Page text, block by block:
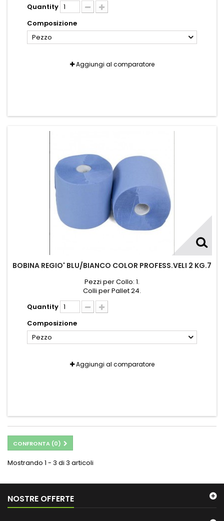
Quantity
Composizione
Pezzo
Aggiungi al comparatore
BOBINA REGIO' BLU/BIANCO COLOR PROFESS.VELI 2 KG.7
Pezzi per Collo: 1.
Colli per Pallet 24.
Quantity
Composizione
Pezzo
Aggiungi al comparatore
CONFRONTA (0)
Mostrando 1 - 3 di 3 articoli
NOSTRE OFFERTE